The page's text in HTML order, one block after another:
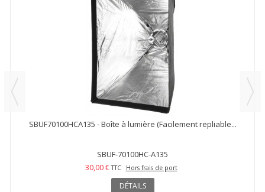
SBUF70100HCA135 - Boîte à lumière (Facilement repliable...
SBUF-70100HC-A135
30,00 € TTC Hors frais de port
DÉTAILS